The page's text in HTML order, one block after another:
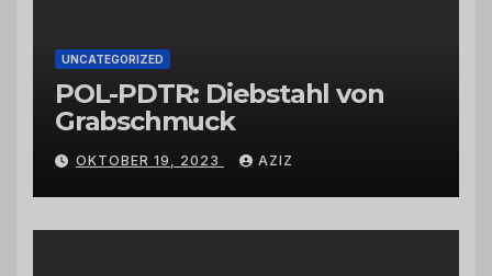
UNCATEGORIZED
POL-PDTR: Diebstahl von
Grabschmuck
OKTOBER 19, 2023 AZIZ